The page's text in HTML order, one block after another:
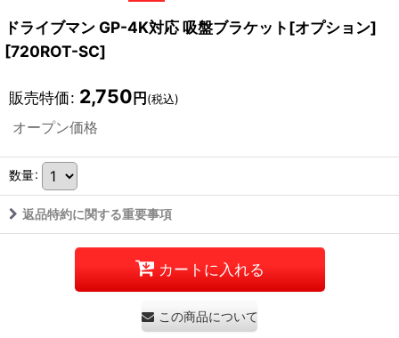
ドライブマン GP-4K対応 吸盤ブラケット[オプション]
[720ROT-SC]
販売特価: 2,750円(税込)
オープン価格
数量:
返品特約に関する重要事項
カートに入れる
この商品について問い合わせる